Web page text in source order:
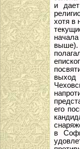
и
хотя в
выше).
выход
его
в